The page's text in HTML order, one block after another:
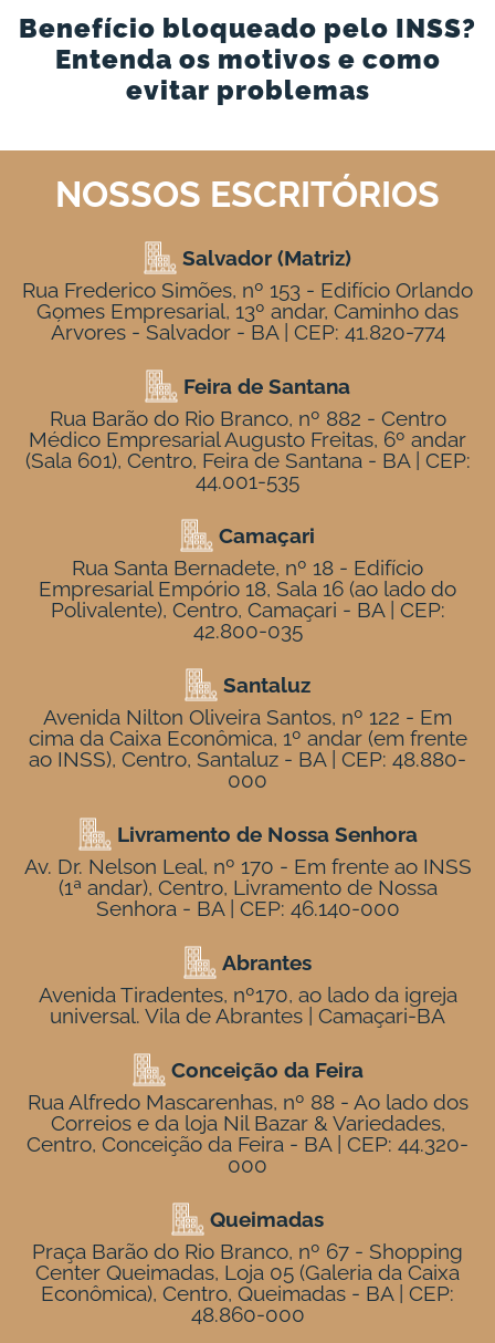
Benefício bloqueado pelo INSS?
Entenda os motivos e como
evitar problemas
NOSSOS ESCRITÓRIOS
Salvador (Matriz)
Rua Frederico Simões, nº 153 - Edifício Orlando
Gomes Empresarial, 13º andar, Caminho das
Árvores - Salvador - BA | CEP: 41.820-774
Feira de Santana
Rua Barão do Rio Branco, nº 882 - Centro
Médico Empresarial Augusto Freitas, 6º andar
(Sala 601), Centro, Feira de Santana - BA | CEP:
44.001-535
Camaçari
Rua Santa Bernadete, nº 18 - Edifício
Empresarial Empório 18, Sala 16 (ao lado do
Polivalente), Centro, Camaçari - BA | CEP:
42.800-035
Santaluz
Avenida Nilton Oliveira Santos, nº 122 - Em
cima da Caixa Econômica, 1º andar (em frente
ao INSS), Centro, Santaluz - BA | CEP: 48.880-
000
Livramento de Nossa Senhora
Av. Dr. Nelson Leal, nº 170 - Em frente ao INSS
(1ª andar), Centro, Livramento de Nossa
Senhora - BA | CEP: 46.140-000
Abrantes
Avenida Tiradentes, nº170, ao lado da igreja
universal. Vila de Abrantes | Camaçari-BA
Conceição da Feira
Rua Alfredo Mascarenhas, nº 88 - Ao lado dos
Correios e da loja Nil Bazar & Variedades,
Centro, Conceição da Feira - BA | CEP: 44.320-
000
Queimadas
Praça Barão do Rio Branco, nº 67 - Shopping
Center Queimadas, Loja 05 (Galeria da Caixa
Econômica), Centro, Queimadas - BA | CEP:
48.860-000